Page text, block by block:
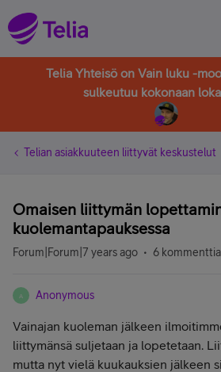
Telia Yhteisö on Vain luku -
sulkeutuu kokonaan
Telian asiakkuuteen liittyvät keskustelut
Omaisen liittymän
kuolemantapauksessa
Forum|Forum|7 years ago 6 kommenttia
A Anonymous
Vainajan kuoleman jälkeen
liittymänsä suljetaan ja lopetetaan.
mutta nyt vielä kuukauksien jälkeen